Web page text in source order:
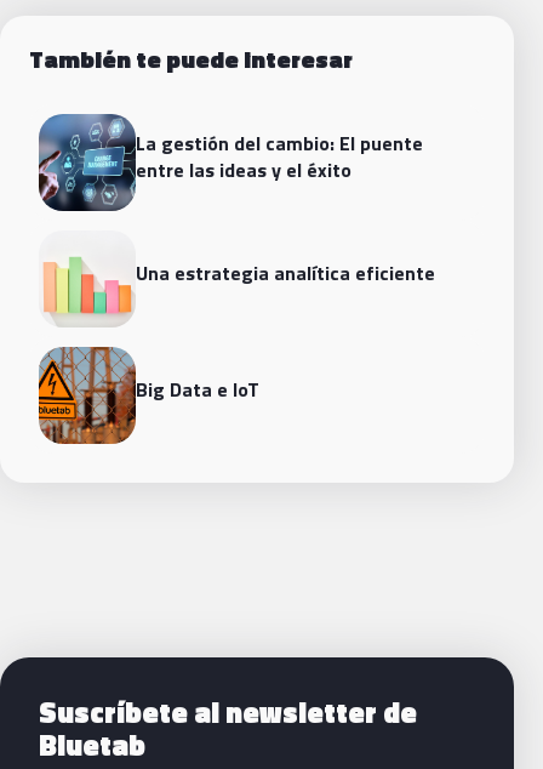
También te puede interesar
La gestión del cambio: El puente
entre las ideas y el éxito
Una estrategia analítica eficiente
Big Data e IoT
Siguientes pasos con Bluetab
Suscríbete al newsletter de
Bluetab